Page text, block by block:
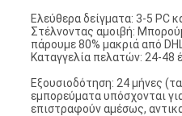
Ελεύθερα δείγματα: 3-5 PC
Στέλνοντας αμοιβή:
πάρουμε 80% μακριά από
Καταγγελία πελατών: 24-
Εξουσιοδότηση: 24 μήνες (τα
εμπορεύματα υπόσχονται
επιστραφούν αμέσως,